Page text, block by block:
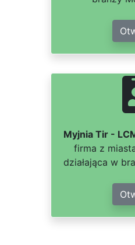
Myjnia Tir -
firma z
działająca w